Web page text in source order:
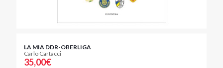
LA MIA DDR-OBERLIGA
Carlo Cartacci
35,00€